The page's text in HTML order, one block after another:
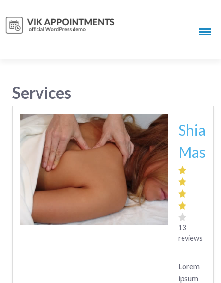
Services
13
reviews
Lorem
ipsum